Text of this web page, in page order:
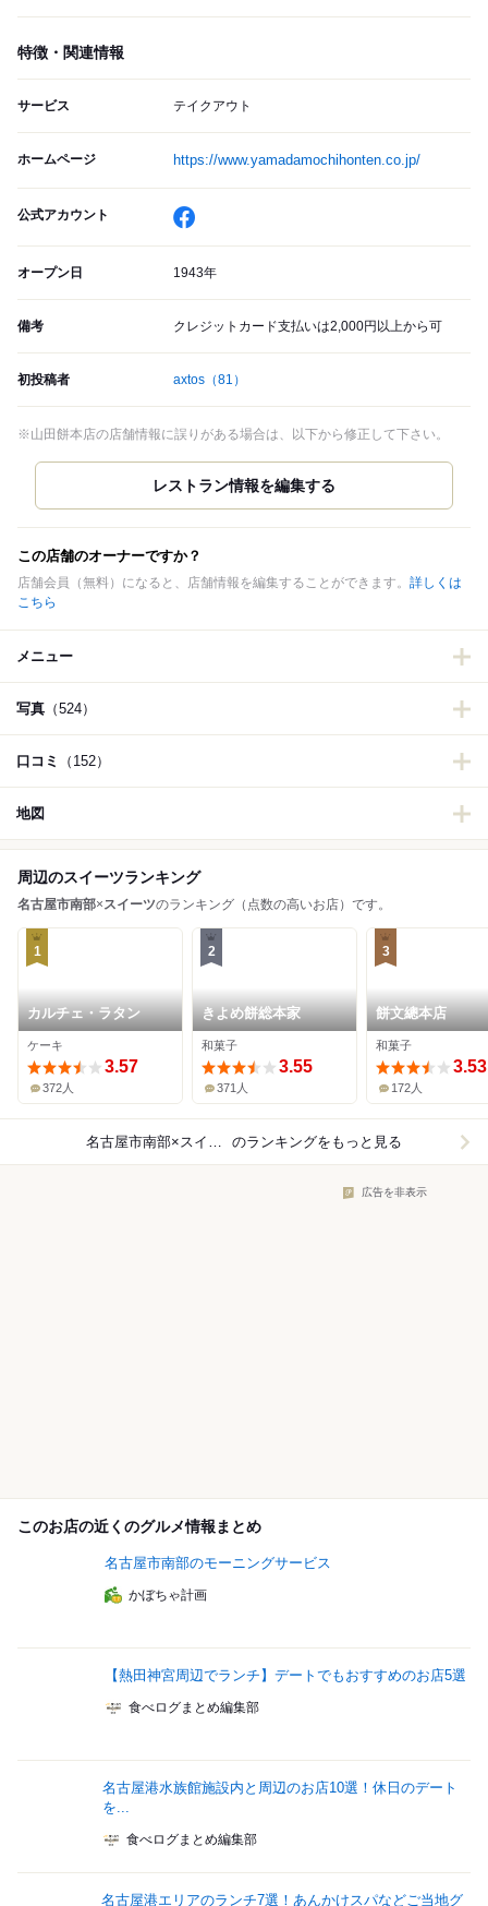
特徴・関連情報
サービス テイクアウト
ホームページ https://www.yamadamochihonten.co.jp/
公式アカウント
オープン日 1943年
備考 クレジットカード支払いは2,000円以上から可
初投稿者 axtos （81）
※山田餅本店の店舗情報に誤りがある場合は、以下から修正して下さい。
この店舗のオーナーですか？
店舗会員（無料）になると、店舗情報を編集することができます。 詳しくは
こちら
メニュー
写真 （524）
口コミ （152）
地図
周辺のスイーツランキング
名古屋市南部×スイーツのランキング（点数の高いお店）です。
1
カルチェ・ラタン
ケーキ
3.57
372人
2
きよめ餅総本家
和菓子
3.55
371人
3
餅文總本店
和菓子
3.53
172人
名古屋市南部×スイーツ のランキングをもっと見る
広告を非表示
このお店の近くのグルメ情報まとめ
名古屋市南部のモーニングサービス
かぼちゃ計画
【熱田神宮周辺でランチ】デートでもおすすめのお店5選
食べログまとめ編集部
名古屋港水族館施設内と周辺のお店10選！休日のデート
を...
食べログまとめ編集部
名古屋港エリアのランチ7選！あんかけスパなどご当地グ